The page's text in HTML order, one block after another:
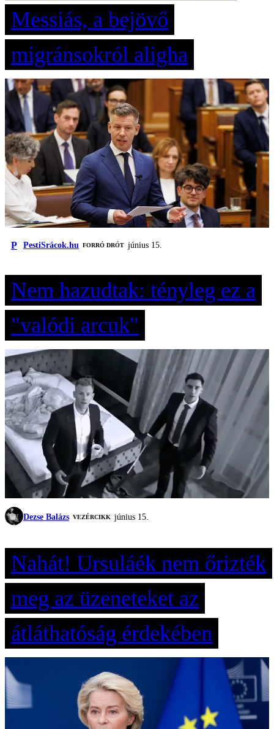
Messiás, a bejövő
migránsokról aligha
P PestiSrácok.hu FORRÓ DRÓT június 15.
Nem hazudtak: tényleg ez a
"valódi arcuk"
Dezse Balázs VEZÉRCIKK június 15.
Nahát! Ursuláék nem őrizték
meg az üzeneteket az
átláthatóság érdekében